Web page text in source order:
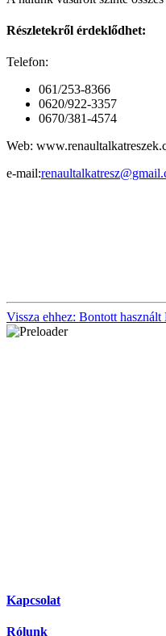
Részletekről érdeklődhet:
Telefon:
061/253-8366
0620/922-3357
0670/381-4574
Web:
e-mail:
Vissza ehhez: Bontott
Kapcsolat
Rólunk